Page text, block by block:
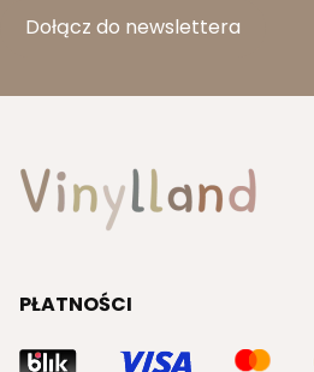
Dołącz do newslettera
PŁATNOŚCI